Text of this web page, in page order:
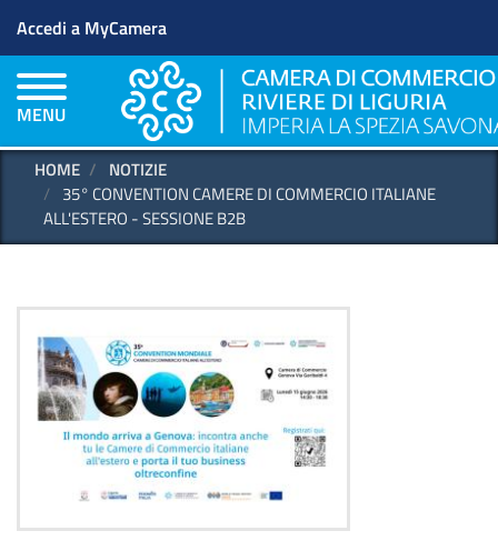
contenuto
principale
Menu profilo utente
Accedi a MyCamera
MENU
HOME
NOTIZIE
35° CONVENTION CAMERE DI COMMERCIO ITALIANE
ALL'ESTERO - SESSIONE B2B